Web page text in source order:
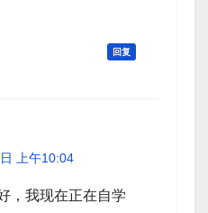
回复
上午10:04
，我现在正在自学